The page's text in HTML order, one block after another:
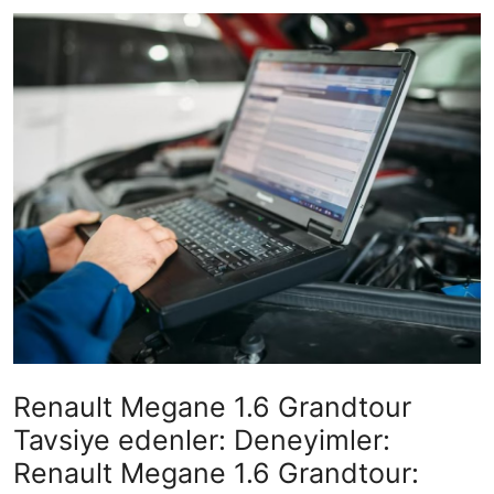
İkinci El & Ekspertiz
Muayene & Emisyon
Trafik Cezaları & Mevzuat
Ehliyet & Ruhsat İşlemleri
Sigorta & Kasko
Yakıt, LPG & Elektrikli
Renault Megane 1.6 Grandtour
Tavsiye edenler: Deneyimler:
Renault Megane 1.6 Grandtour: